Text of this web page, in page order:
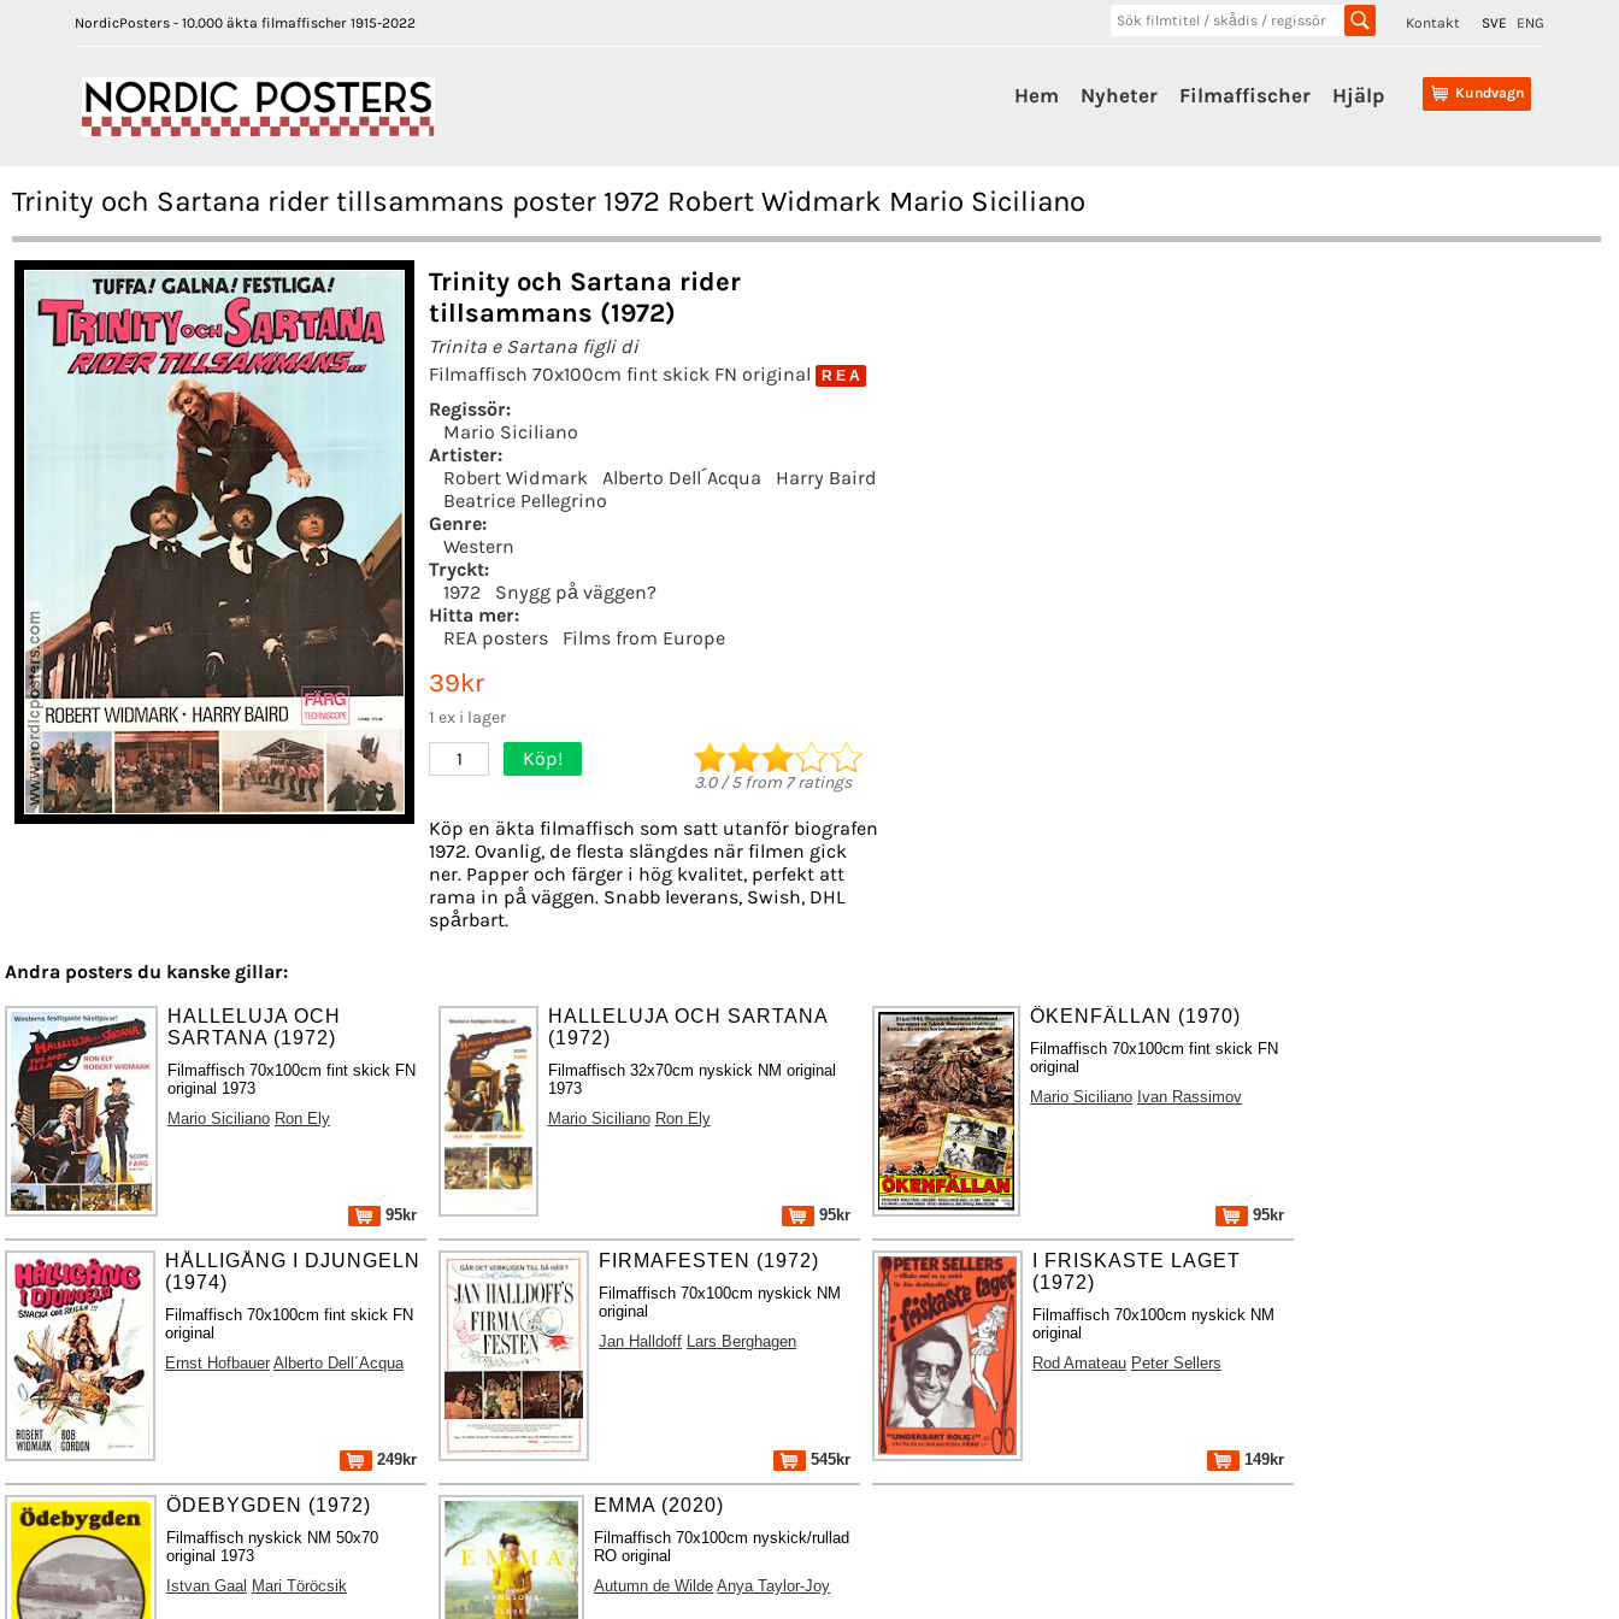
NordicPosters - 10.000 äkta filmaffischer 1915-2022 Kontakt SVE ENG
Kundvagn
Hem Nyheter Filmaffischer Hjälp
Trinity och Sartana rider tillsammans poster 1972 Robert Widmark Mario Siciliano
Trinity och Sartana rider
tillsammans (1972)
Trinita e Sartana figli di
Filmaffisch 70x100cm fint skick FN original
R E A
Regissör:
Mario Siciliano
Artister:
Robert Widmark
Alberto Dell´Acqua
Harry Baird
Beatrice Pellegrino
Genre:
Western
Tryckt:
1972
Snygg på väggen?
Hitta mer:
REA posters
Films from Europe
39kr
1 ex i lager
1 Köp!
3.0/5from 7ratings
Köp en äkta filmaffisch som satt utanför biografen
1972. Ovanlig, de flesta slängdes när filmen gick
ner. Papper och färger i hög kvalitet, perfekt att
rama in på väggen. Snabb leverans, Swish, DHL
spårbart.
Andra posters du kanske gillar:
HALLELUJA OCH
SARTANA (1972)
Filmaffisch 70x100cm fint skick FN
original 1973
Mario Siciliano Ron Ely
95kr
HALLELUJA OCH SARTANA
(1972)
Filmaffisch 32x70cm nyskick NM original
1973
Mario Siciliano Ron Ely
95kr
ÖKENFÄLLAN (1970)
Filmaffisch 70x100cm fint skick FN
original
Mario Siciliano Ivan Rassimov
95kr
HÅLLIGÅNG I DJUNGELN
(1974)
Filmaffisch 70x100cm fint skick FN
original
Ernst Hofbauer Alberto Dell´Acqua
249kr
FIRMAFESTEN (1972)
Filmaffisch 70x100cm nyskick NM
original
Jan Halldoff Lars Berghagen
545kr
I FRISKASTE LAGET
(1972)
Filmaffisch 70x100cm nyskick NM
original
Rod Amateau Peter Sellers
149kr
ÖDEBYGDEN (1972)
Filmaffisch nyskick NM 50x70
original 1973
Istvan Gaal Mari Töröcsik
EMMA (2020)
Filmaffisch 70x100cm nyskick/rullad
RO original
Autumn de Wilde Anya Taylor-Joy